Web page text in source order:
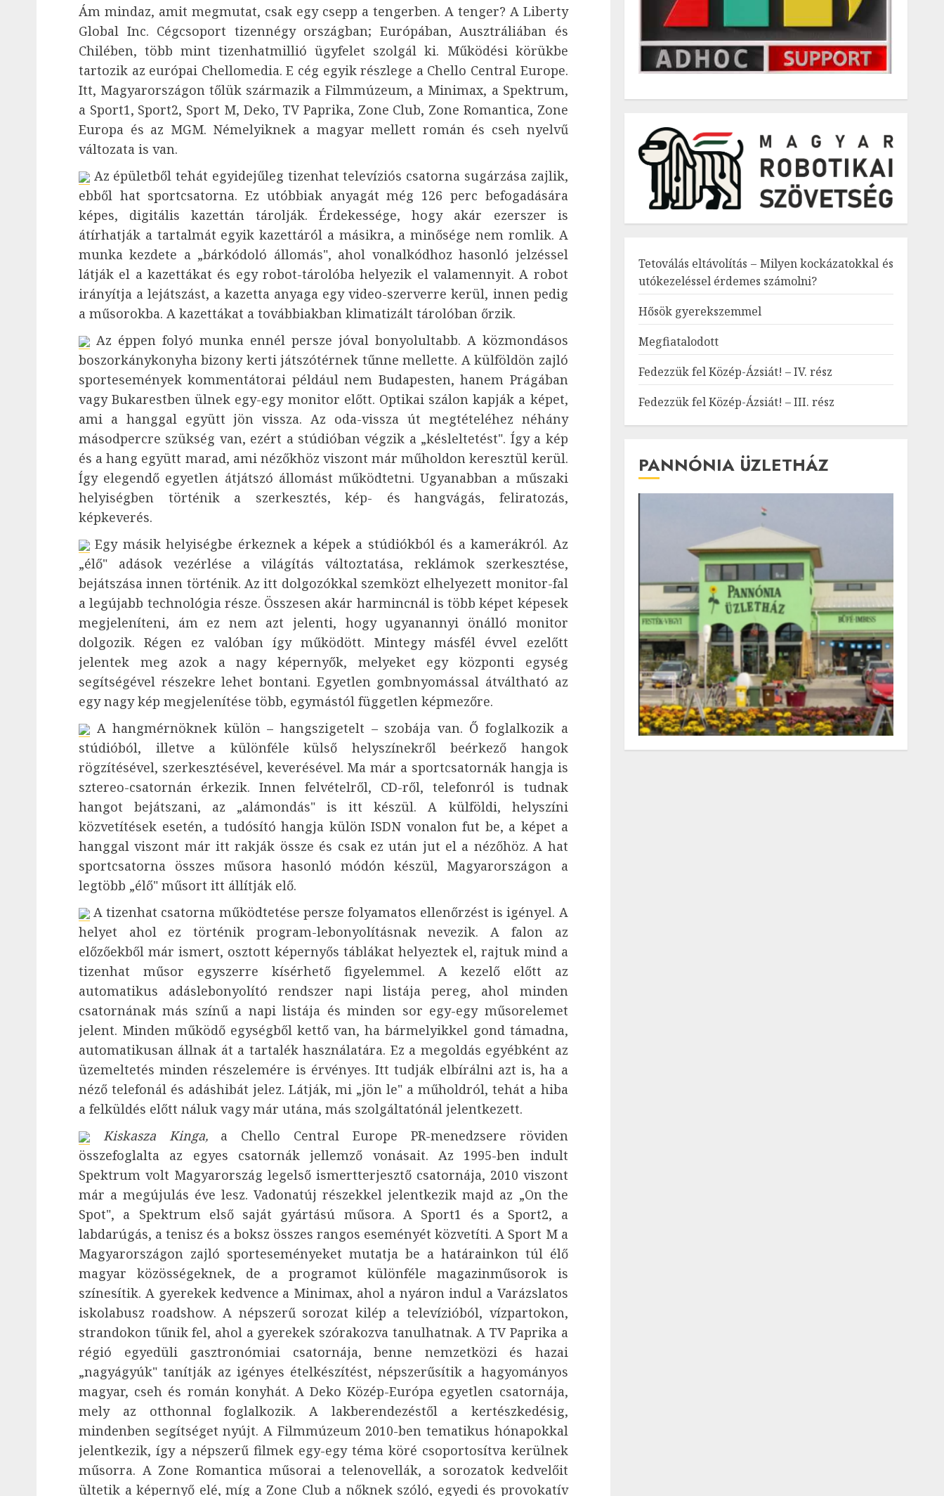
Ám mindaz, amit megmutat, csak egy csepp a tengerben. A tenger? A Liberty
Global Inc. Cégcsoport tizennégy országban; Európában, Ausztráliában és
Chilében, több mint tizenhatmillió ügyfelet szolgál ki. Működési körükbe
tartozik az európai Chellomedia. E cég egyik részlege a Chello Central Europe.
Itt, Magyarországon tőlük származik a Filmmúzeum, a Minimax, a Spektrum,
a Sport1, Sport2, Sport M, Deko, TV Paprika, Zone Club, Zone Romantica, Zone
Europa és az MGM. Némelyiknek a magyar mellett román és cseh nyelvű
változata is van.
Az épületből tehát egyidejűleg tizenhat televíziós csatorna sugárzása zajlik,
ebből hat sportcsatorna. Ez utóbbiak anyagát még 126 perc befogadására
képes, digitális kazettán tárolják. Érdekessége, hogy akár ezerszer is
átírhatják a tartalmát egyik kazettáról a másikra, a minősége nem romlik. A
munka kezdete a „bárkódoló állomás", ahol vonalkódhoz hasonló jelzéssel
látják el a kazettákat és egy robot-tárolóba helyezik el valamennyit. A robot
irányítja a lejátszást, a kazetta anyaga egy video-szerverre kerül, innen pedig
a műsorokba. A kazettákat a továbbiakban klimatizált tárolóban őrzik.
Az éppen folyó munka ennél persze jóval bonyolultabb. A közmondásos
boszorkánykonyha bizony kerti játszótérnek tűnne mellette. A külföldön zajló
sportesemények kommentátorai például nem Budapesten, hanem Prágában
vagy Bukarestben ülnek egy-egy monitor előtt. Optikai szálon kapják a képet,
ami a hanggal együtt jön vissza. Az oda-vissza út megtételéhez néhány
másodpercre szükség van, ezért a stúdióban végzik a „késleltetést". Így a kép
és a hang együtt marad, ami nézőkhöz viszont már műholdon keresztül kerül.
Így elegendő egyetlen átjátszó állomást működtetni. Ugyanabban a műszaki
helyiségben történik a szerkesztés, kép- és hangvágás, feliratozás,
képkeverés.
Egy másik helyiségbe érkeznek a képek a stúdiókból és a kamerákról. Az
„élő" adások vezérlése a világítás változtatása, reklámok szerkesztése,
bejátszása innen történik. Az itt dolgozókkal szemközt elhelyezett monitor-fal
a legújabb technológia része. Összesen akár harmincnál is több képet képesek
megjeleníteni, ám ez nem azt jelenti, hogy ugyanannyi önálló monitor
dolgozik. Régen ez valóban így működött. Mintegy másfél évvel ezelőtt
jelentek meg azok a nagy képernyők, melyeket egy központi egység
segítségével részekre lehet bontani. Egyetlen gombnyomással átváltható az
egy nagy kép megjelenítése több, egymástól független képmezőre.
A hangmérnöknek külön – hangszigetelt – szobája van. Ő foglalkozik a
stúdióból, illetve a különféle külső helyszínekről beérkező hangok
rögzítésével, szerkesztésével, keverésével. Ma már a sportcsatornák hangja is
sztereo-csatornán érkezik. Innen felvételről, CD-ről, telefonról is tudnak
hangot bejátszani, az „alámondás" is itt készül. A külföldi, helyszíni
közvetítések esetén, a tudósító hangja külön ISDN vonalon fut be, a képet a
hanggal viszont már itt rakják össze és csak ez után jut el a nézőhöz. A hat
sportcsatorna összes műsora hasonló módón készül, Magyarországon a
legtöbb „élő" műsort itt állítják elő.
A tizenhat csatorna működtetése persze folyamatos ellenőrzést is igényel. A
helyet ahol ez történik program-lebonyolításnak nevezik. A falon az
előzőekből már ismert, osztott képernyős táblákat helyeztek el, rajtuk mind a
tizenhat műsor egyszerre kísérhető figyelemmel. A kezelő előtt az
automatikus adáslebonyolító rendszer napi listája pereg, ahol minden
csatornának más színű a napi listája és minden sor egy-egy műsorelemet
jelent. Minden működő egységből kettő van, ha bármelyikkel gond támadna,
automatikusan állnak át a tartalék használatára. Ez a megoldás egyébként az
üzemeltetés minden részelemére is érvényes. Itt tudják elbírálni azt is, ha a
néző telefonál és adáshibát jelez. Látják, mi „jön le" a műholdról, tehát a hiba
a felküldés előtt náluk vagy már utána, más szolgáltatónál jelentkezett.
Kiskasza Kinga,a Chello Central Europe PR-menedzsere röviden
összefoglalta az egyes csatornák jellemző vonásait. Az 1995-ben indult
Spektrum volt Magyarország legelső ismertterjesztő csatornája, 2010 viszont
már a megújulás éve lesz. Vadonatúj részekkel jelentkezik majd az „On the
Spot", a Spektrum első saját gyártású műsora. A Sport1 és a Sport2, a
labdarúgás, a tenisz és a boksz összes rangos eseményét közvetíti. A Sport M a
Magyarországon zajló sporteseményeket mutatja be a határainkon túl élő
magyar közösségeknek, de a programot különféle magazinműsorok is
színesítik. A gyerekek kedvence a Minimax, ahol a nyáron indul a Varázslatos
iskolabusz roadshow. A népszerű sorozat kilép a televízióból, vízpartokon,
strandokon tűnik fel, ahol a gyerekek szórakozva tanulhatnak. A TV Paprika a
régió egyedüli gasztronómiai csatornája, benne nemzetközi és hazai
„nagyágyúk" tanítják az igényes ételkészítést, népszerűsítik a hagyományos
magyar, cseh és román konyhát. A Deko Közép-Európa egyetlen csatornája,
mely az otthonnal foglalkozik. A lakberendezéstől a kertészkedésig,
mindenben segítséget nyújt. A Filmmúzeum 2010-ben tematikus hónapokkal
jelentkezik, így a népszerű filmek egy-egy téma köré csoportosítva kerülnek
műsorra. A Zone Romantica műsorai a telenovellák, a sorozatok kedvelőit
ültetik a képernyő elé, míg a Zone Club a nőknek szóló, egyedi és provokatív
Tetoválás eltávolítás – Milyen kockázatokkal és
utókezeléssel érdemes számolni?
Hősök gyerekszemmel
Megfiatalodott
Fedezzük fel Közép-Ázsiát! – IV. rész
Fedezzük fel Közép-Ázsiát! – III. rész
PANNÓNIA ÜZLETHÁZ